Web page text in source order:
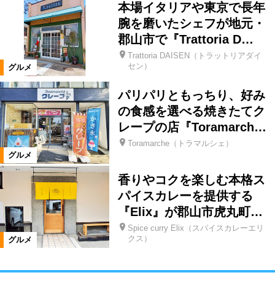
グルメ
本場イタリアや東京で長年
腕を磨いたシェフが地元・
郡山市で『Trattoria D…
Trattoria DAISEN（トラットリアダイ
セン）
グルメ
パリパリともっちり、好み
の食感を選べる焼きたてク
レープの店『Toramarch…
Toramarche（トラマルシェ）
グルメ
香りやコクを楽しむ本格ス
パイスカレーを提供する
『Elix』が郡山市虎丸町…
Spice curry Elix（スパイスカレーエリ
クス）